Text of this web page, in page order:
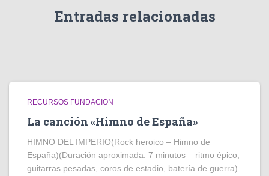
Entradas relacionadas
RECURSOS FUNDACION
La canción «Himno de España»
HIMNO DEL IMPERIO(Rock heroico – Himno de
España)(Duración aproximada: 7 minutos – ritmo épico,
guitarras pesadas, coros de estadio, batería de guerra)